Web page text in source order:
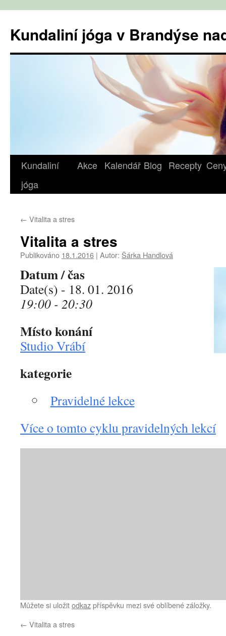
obsahu
webu
Kundaliní jóga v Brandýse
Kundaliní
jóga
Akce Kalendář Blog Recepty
← Vitalita a stres
Vitalita a stres
Publikováno 18.1.2016 | Autor: Šárka Handlová
Datum / čas
Date(s) - 18. 01. 2016
19:00 - 20:30
Místo konání
Studio Vrábí
kategorie
Pravidelné lekce
Více o tomto cyklu pravidelných lekcí
Můžete si uložitodkazpříspěvku mezi své oblíbené záložky.
← Vitalita a stres